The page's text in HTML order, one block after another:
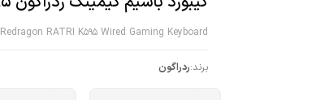
Redragon RATRI K595 Wired Gaming Keyboard
برند:ردراگون